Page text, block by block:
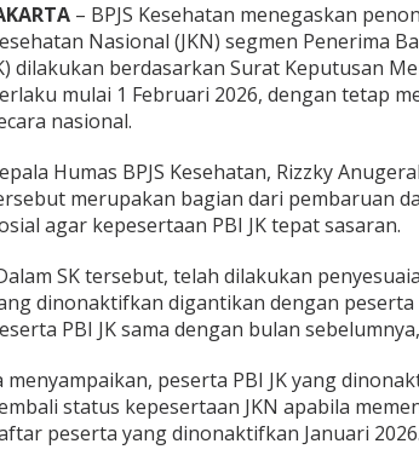
– BPJS Kesehatan menegaskan
Nasional (JKN) segmen Penerima
dilakukan berdasarkan Surat Keputusan
mulai 1 Februari 2026, dengan tetap
nasional.
Humas BPJS Kesehatan, Rizzky
merupakan bagian dari pembaruan
agar kepesertaan PBI JK tepat sasaran.
SK tersebut, telah dilakukan
dinonaktifkan digantikan dengan peserta
PBI JK sama dengan bulan
menyampaikan, peserta PBI JK yang
status kepesertaan JKN apabila
peserta yang dinonaktifkan Januari 2026.